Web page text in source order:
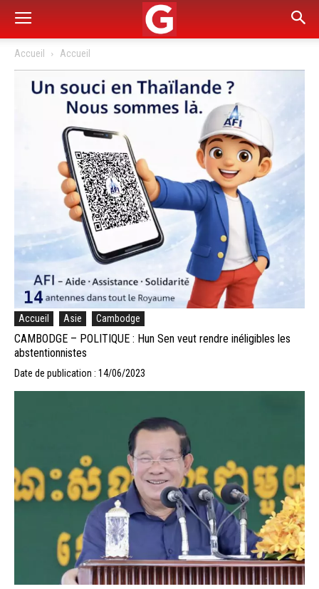
Accueil Accueil
Accueil Asie Cambodge
CAMBODGE – POLITIQUE : Hun Sen veut rendre inéligibles les
abstentionnistes
Date de publication : 14/06/2023